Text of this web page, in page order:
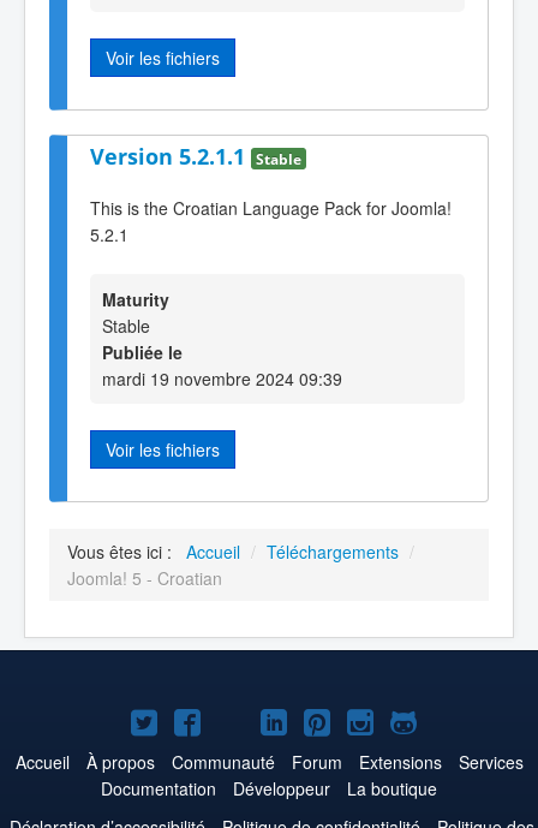
Voir les fichiers
Version 5.2.1.1 Stable
This is the Croatian Language Pack for Joomla!
5.2.1
Maturity
Stable
Publiée le
mardi 19 novembre 2024 09:39
Voir les fichiers
Vous êtes ici : Accueil / Téléchargements /
Joomla! 5 - Croatian
Joomla!
sur
Twitter
Joomla!
sur
Facebook
Joomla!
sur
YouTube
Joomla!
sur
LinkedIn
Joomla!
sur
Pinterest
Joomla!
sur
Instagram
Joomla!
sur
GitHub
Accueil À propos Communauté Forum Extensions
Services
Documentation
Développeur
La boutique